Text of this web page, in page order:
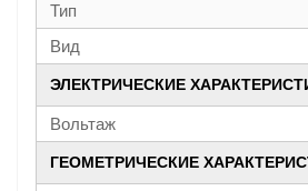
Тип
Вид
ЭЛЕКТРИЧЕСКИЕ
Вольтаж
ГЕОМЕТРИЧЕСКИЕ